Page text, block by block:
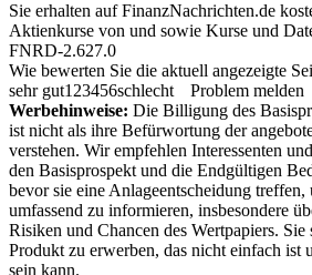
Sie erhalten auf FinanzNachrichten.de
Aktienkurse von und sowie Kurse und
FNRD-2.627.0
Wie bewerten Sie die aktuell angezeigte
sehr gut1 23456schlecht
Problem melden
Werbehinweise: Die Billigung des
ist nicht als ihre Befürwortung der
verstehen. Wir empfehlen Interessenten
den Basisprospekt und die Endgültigen
bevor sie eine Anlageentscheidung
umfassend zu informieren, insbesondere
Risiken und Chancen des Wertpapiers.
Produkt zu erwerben, das nicht einfach ist
sein kann.